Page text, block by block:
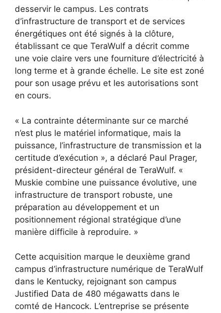
desservir le campus. Les contrats
d’infrastructure de transport et de services
énergétiques ont été signés à la clôture,
établissant ce que TeraWulf a décrit comme
une voie claire vers une fourniture d’électricité à
long terme et à grande échelle. Le site est zoné
pour son usage prévu et les autorisations sont
en cours.
« La contrainte déterminante sur ce marché
n’est plus le matériel informatique, mais la
puissance, l’infrastructure de transmission et la
certitude d’exécution », a déclaré Paul Prager,
président-directeur général de TeraWulf. «
Muskie combine une puissance évolutive, une
infrastructure de transport robuste, une
préparation au développement et un
positionnement régional stratégique d’une
manière difficile à reproduire. »
Cette acquisition marque le deuxième grand
campus d’infrastructure numérique de TeraWulf
dans le Kentucky, rejoignant son campus
Justified Data de 480 mégawatts dans le
comté de Hancock. L’entreprise se présente